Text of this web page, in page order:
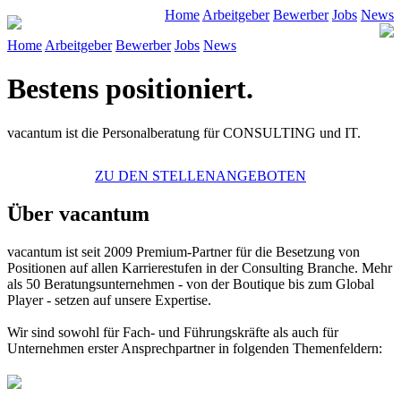
Home Arbeitgeber Bewerber Jobs News
Home Arbeitgeber Bewerber Jobs News
Bestens positioniert.
vacantum ist die Personalberatung für CONSULTING und IT.
ZU DEN STELLENANGEBOTEN
Über vacantum
vacantum ist seit 2009 Premium-Partner für die Besetzung von
Positionen auf allen Karrierestufen in der Consulting Branche. Mehr
als 50 Beratungsunternehmen - von der Boutique bis zum Global
Player - setzen auf unsere Expertise.
Wir sind sowohl für Fach- und Führungskräfte als auch für
Unternehmen erster Ansprechpartner in folgenden Themenfeldern: